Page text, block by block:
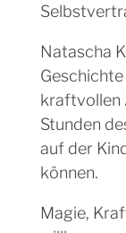
Natascha
kraftvollen
Stunden
auf der
können.
Magie,